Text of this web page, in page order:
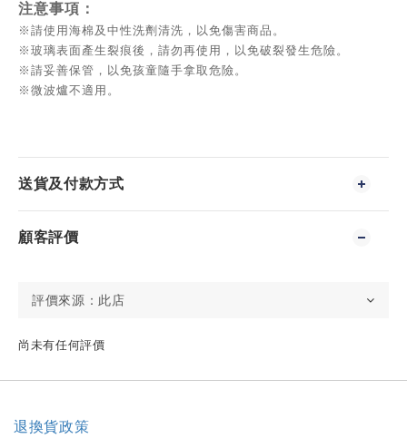
注意事項：
※請使用海棉及中性洗劑清洗，以免傷害商品。
※玻璃表面產生裂痕後，請勿再使用，以免破裂發生危險。
※請妥善保管，以免孩童隨手拿取危險。
※微波爐不適用。
送貨及付款方式
顧客評價
尚未有任何評價
退換貨政策